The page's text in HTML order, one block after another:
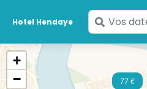
Hotel Hendaye
Saisissez
vos
dates
77 €
+
−